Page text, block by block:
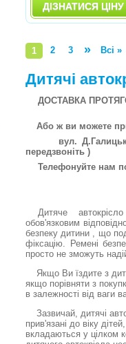
ДІЗНАТИСЯ ЦІНУ
1 2 3 » Всі »
Дитячі
ДОСТАВКА
Або ж ви можете
вул.
передзвоніть )
Телефонуйте нам
Дитяче
обов'язковим
безпеку дитини , що
фіксацію. Ремені
просто не зможуть
Якщо Ви їздите з
якщо порівняти з
в залежності від ваги
Зазвичай, дитячі
прив'язані до віку
вкладаються у цілком